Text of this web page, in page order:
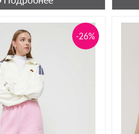
-26%